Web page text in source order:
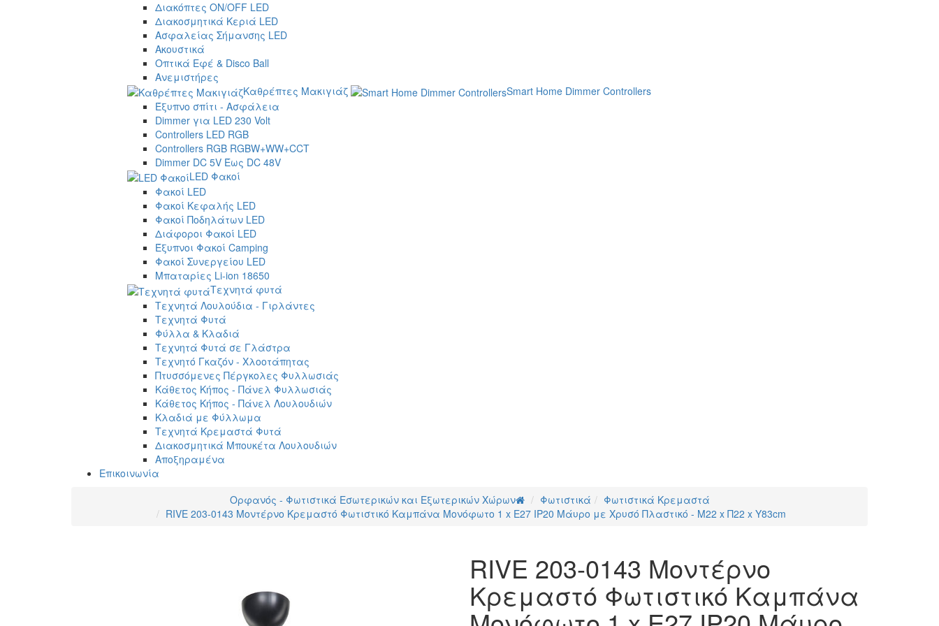
Διακόπτες ON/OFF LED
Διακοσμητικά Κεριά LED
Ασφαλείας Σήμανσης LED
Ακουστικά
Οπτικά Εφέ & Disco Ball
Ανεμιστήρες
Καθρέπτες Μακιγιάζ
Smart Home Dimmer Controllers
Έξυπνο σπίτι - Ασφάλεια
Dimmer για LED 230 Volt
Controllers LED RGB
Controllers RGB RGBW+WW+CCT
Dimmer DC 5V Έως DC 48V
LED Φακοί
Φακοί LED
Φακοί Κεφαλής LED
Φακοί Ποδηλάτων LED
Διάφοροι Φακοί LED
Έξυπνοι Φακοί Camping
Φακοί Συνεργείου LED
Μπαταρίες Li-ion 18650
Τεχνητά φυτά
Τεχνητά Λουλούδια - Γιρλάντες
Τεχνητά Φυτά
Φύλλα & Κλαδιά
Τεχνητά Φυτά σε Γλάστρα
Τεχνητό Γκαζόν - Χλοοτάπητας
Πτυσσόμενες Πέργκολες Φυλλωσιάς
Κάθετος Κήπος - Πάνελ Φυλλωσιάς
Κάθετος Κήπος - Πάνελ Λουλουδιών
Κλαδιά με Φύλλωμα
Τεχνητά Κρεμαστά Φυτά
Διακοσμητικά Μπουκέτα Λουλουδιών
Αποξηραμένα
Επικοινωνία
Ορφανός - Φωτιστικά Εσωτερικών και Εξωτερικών Χώρων
Φωτιστικά
Φωτιστικά Κρεμαστά
RIVE 203-0143 Μοντέρνο Κρεμαστό Φωτιστικό Καμπάνα Μονόφωτο 1 x E27 IP20 Μάυρο με Χρυσό Πλαστικό - Μ22 x Π22 x Υ83cm
RIVE 203-0143 Μοντέρνο
Κρεμαστό Φωτιστικό Καμπάνα